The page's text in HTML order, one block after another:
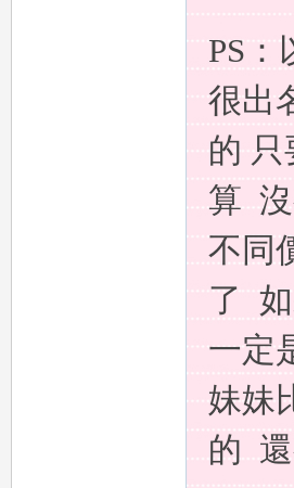
PS
很出
的
算
不同
了
一定
妹妹
的